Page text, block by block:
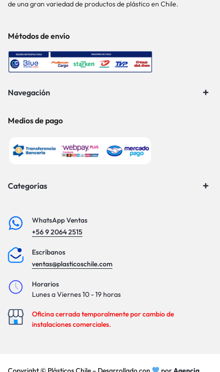
de una gran variedad de productos de plástico en Chile.
Métodos de envío
Navegación
Medios de pago
Categorías
WhatsApp Ventas
+56 9 2064 2515
Escríbanos
ventas@plasticoschile.com
Horarios
Lunes a Viernes 10 - 19 horas
Oficina cerrada temporalmente por cambio de
instalaciones comerciales.